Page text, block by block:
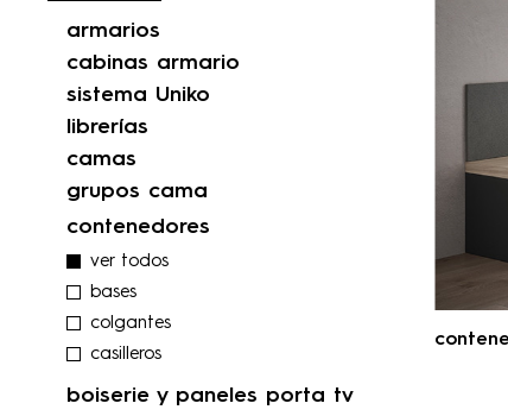
armarios
cabinas armario
sistema Uniko
librerías
camas
grupos cama
contenedores
ver todos
bases
colgantes
casilleros
boiserie y paneles porta tv